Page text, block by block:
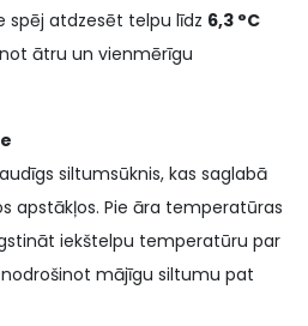
spēj atdzesēt telpu līdz 6,3 °C
ātru un vienmērīgu
siltumsūknis, kas saglabā
apstākļos. Pie āra temperatūras
iekštelpu temperatūru par
mājīgu siltumu pat